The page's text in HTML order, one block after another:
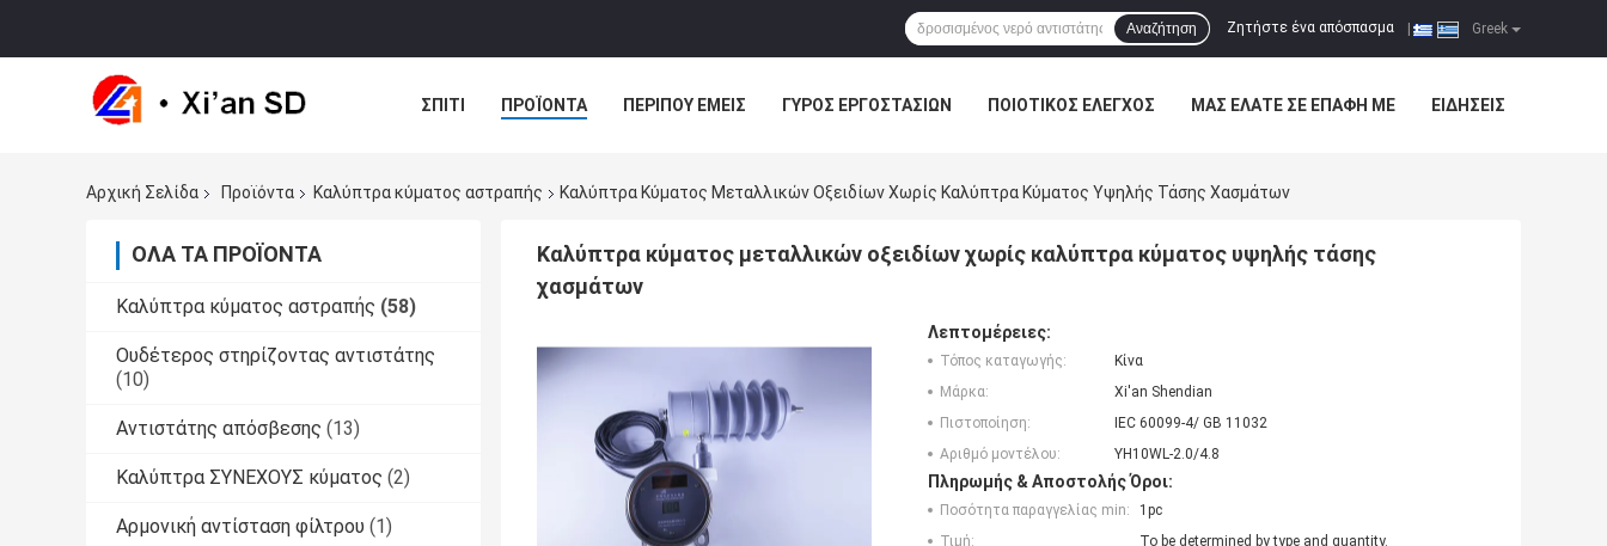
Greek
Ζητήστε ένα απόσπασμα
Αναζήτηση
ΣΠΊΤΙ ΠΡΟΪΌΝΤΑ ΠΕΡΊΠΟΥ ΕΜΕΊΣ ΓΎΡΟΣ ΕΡΓΟΣΤΑΣΊΩΝ ΠΟΙΟΤΙΚΌΣ ΈΛΕΓΧΟΣ ΜΑΣ ΕΛΆΤΕ ΣΕ ΕΠΑΦΉ ΜΕ ΕΙΔΉΣΕΙΣ
Αρχική Σελίδα
Προϊόντα Καλύπτρα κύματος αστραπής Καλύπτρα Κύματος Μεταλλικών Οξειδίων Χωρίς Καλύπτρα Κύματος Υψηλής Τάσης Χασμάτων
ΌΛΑ ΤΑ ΠΡΟΪΌΝΤΑ
Καλύπτρα κύματος αστραπής (58)
Ουδέτερος στηρίζοντας αντιστάτης
(10)
Αντιστάτης απόσβεσης (13)
Καλύπτρα ΣΥΝΕΧΟΥΣ κύματος (2)
Αρμονική αντίσταση φίλτρου (1)
Καλύπτρα κύματος μεταλλικών οξειδίων χωρίς καλύπτρα κύματος υψηλής τάσης
χασμάτων
Λεπτομέρειες:
Τόπος καταγωγής:
Κίνα
Μάρκα:
Xi'an Shendian
Πιστοποίηση:
IEC 60099-4/ GB 11032
Αριθμό μοντέλου:
YH10WL-2.0/4.8
Πληρωμής & Αποστολής Όροι:
Ποσότητα παραγγελίας min:
1pc
Τιμή:
To be determined by type and quantity.